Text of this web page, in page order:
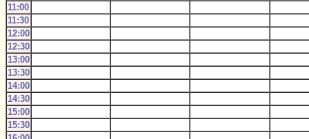
11:00
11:30
12:00
12:30
13:00
13:30
14:00
14:30
15:00
15:30